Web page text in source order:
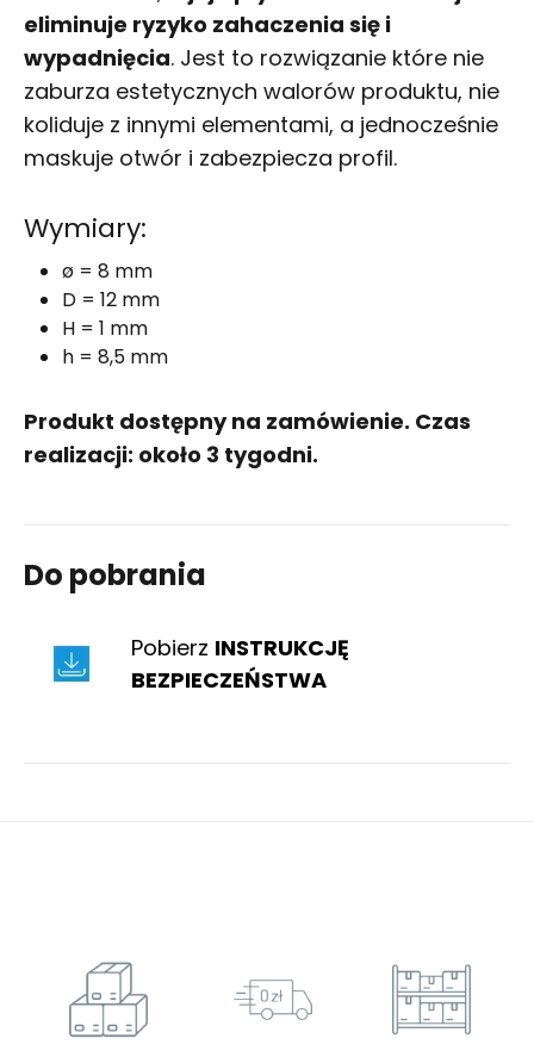
eliminuje ryzyko zahaczenia się i
wypadnięcia. Jest to rozwiązanie które nie
zaburza estetycznych walorów produktu, nie
koliduje z innymi elementami, a jednocześnie
maskuje otwór i zabezpiecza profil.
Wymiary:
ø = 8 mm
D = 12 mm
H = 1 mm
h = 8,5 mm
Produkt dostępny na zamówienie. Czas
realizacji: około 3 tygodni.
Do pobrania
Pobierz INSTRUKCJĘ
BEZPIECZEŃSTWA